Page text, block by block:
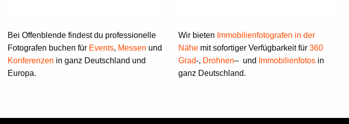
Bei Offenblende findest du professionelle
Fotografen buchen für Events, Messen und
Konferenzen in ganz Deutschland und
Europa.
Wir bieten Immobilienfotografen in der
Nähe mit sofortiger Verfügbarkeit für 360
Grad-, Drohnen– und Immobilienfotos in
ganz Deutschland.